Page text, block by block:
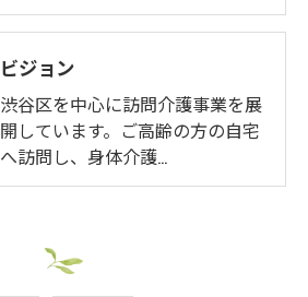
ビジョン
渋谷区を中心に訪問介護事業を展
開しています。ご高齢の方の自宅
へ訪問し、身体介護…